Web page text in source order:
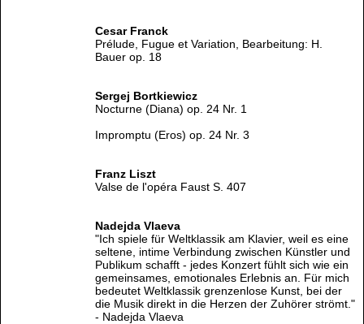
Cesar Franck
Prélude, Fugue et Variation, Bearbeitung: H.
Bauer op. 18
Sergej Bortkiewicz
Nocturne (Diana) op. 24 Nr. 1
Impromptu (Eros) op. 24 Nr. 3
Franz Liszt
Valse de l'opéra Faust S. 407
Nadejda Vlaeva
"Ich spiele für Weltklassik am Klavier, weil es eine
seltene, intime Verbindung zwischen Künstler und
Publikum schafft - jedes Konzert fühlt sich wie ein
gemeinsames, emotionales Erlebnis an. Für mich
bedeutet Weltklassik grenzenlose Kunst, bei der
die Musik direkt in die Herzen der Zuhörer strömt."
- Nadejda Vlaeva